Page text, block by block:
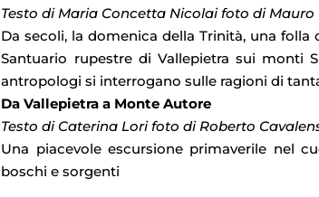
Testo di Maria Concetta Nicolai foto di Mauro
Da secoli, la domenica della Trinità, una
Santuario rupestre di Vallepietra sui monti
antropologi si interrogano sulle ragioni di
Da Vallepietra a Monte Autore
Testo di Caterina Lori foto di Roberto
Una piacevole escursione primaverile nel
boschi e sorgenti